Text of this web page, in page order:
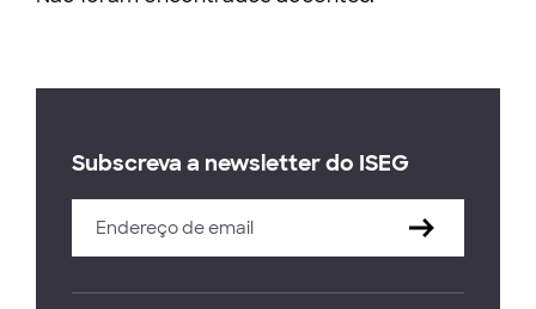
Subscreva a newsletter do ISEG